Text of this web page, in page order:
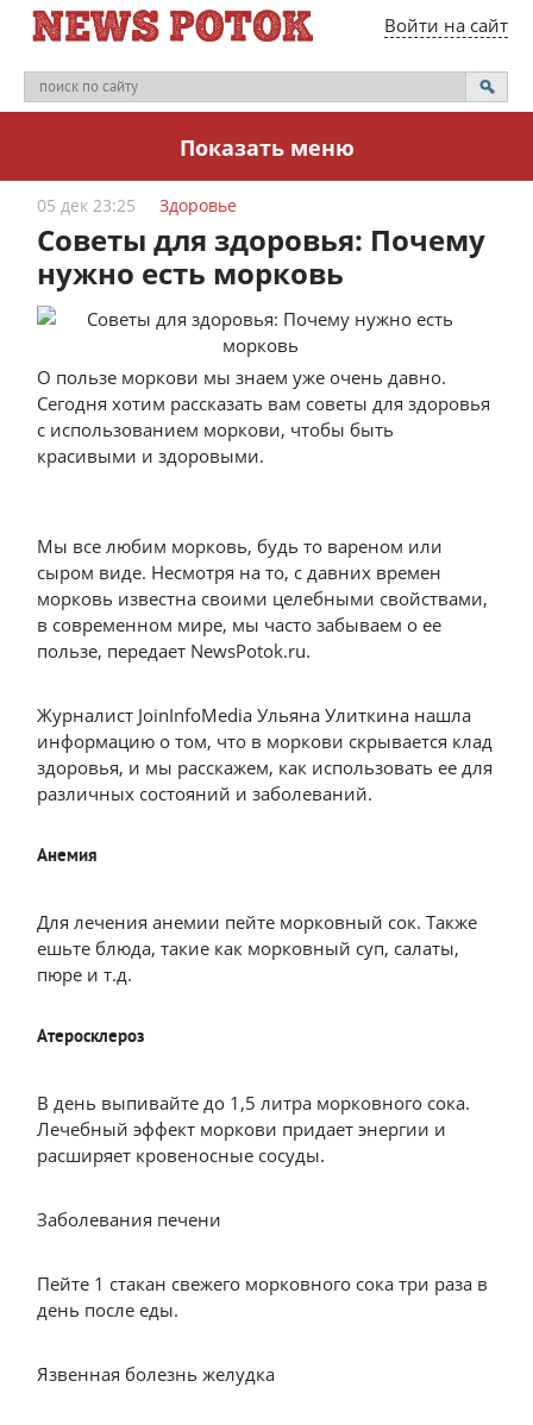
Войти на сайт
Показать меню
05 дек 23:25 Здоровье
Советы для здоровья: Почему
нужно есть морковь
О пользе моркови мы знаем уже очень давно.
Сегодня хотим рассказать вам советы для здоровья
с использованием моркови, чтобы быть
красивыми и здоровыми.
Мы все любим морковь, будь то вареном или
сыром виде. Несмотря на то, с давних времен
морковь известна своими целебными свойствами,
в современном мире, мы часто забываем о ее
пользе, передает NewsPotok.ru.
Журналист JoinInfoMedia Ульяна Улиткина нашла
информацию о том, что в моркови скрывается клад
здоровья, и мы расскажем, как использовать ее для
различных состояний и заболеваний.
Анемия
Для лечения анемии пейте морковный сок. Также
ешьте блюда, такие как морковный суп, салаты,
пюре и т.д.
Атеросклероз
В день выпивайте до 1,5 литра морковного сока.
Лечебный эффект моркови придает энергии и
расширяет кровеносные сосуды.
Заболевания печени
Пейте 1 стакан свежего морковного сока три раза в
день после еды.
Язвенная болезнь желудка